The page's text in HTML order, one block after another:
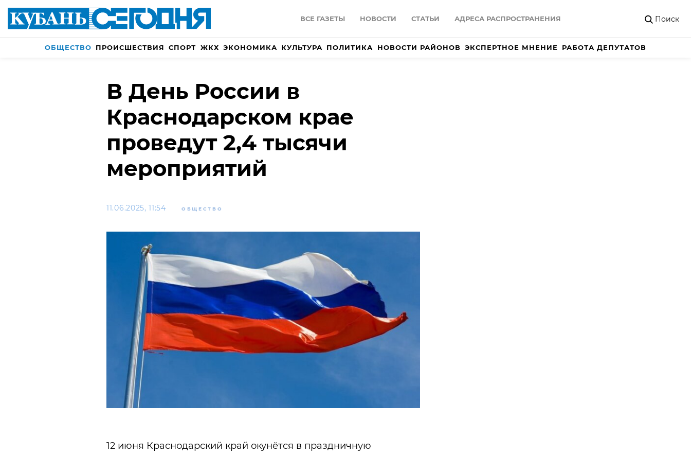
ВСЕ ГАЗЕТЫ НОВОСТИ СТАТЬИ АДРЕСА РАСПРОСТРАНЕНИЯ Поиск
ОБЩЕСТВО ПРОИСШЕСТВИЯ СПОРТ ЖКХ ЭКОНОМИКА КУЛЬТУРА ПОЛИТИКА НОВОСТИ РАЙОНОВ ЭКСПЕРТНОЕ МНЕНИЕ РАБОТА ДЕПУТАТОВ
В День России в
Краснодарском крае
проведут 2,4 тысячи
мероприятий
11.06.2025, 11:54 ОБЩЕСТВО
12 июня Краснодарский край окунётся в праздничную